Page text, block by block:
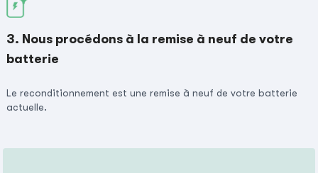
3. Nous procédons à la remise à neuf de votre
batterie
Le reconditionnement est une remise à neuf de votre batterie
actuelle.